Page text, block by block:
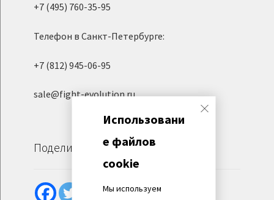
+7 (495) 760-35-95
Телефон в Санкт-Петербурге:
+7 (812) 945-06-95
sale@fight-evolution.ru
Поделиться
Использовани
е файлов
cookie
Мы используем